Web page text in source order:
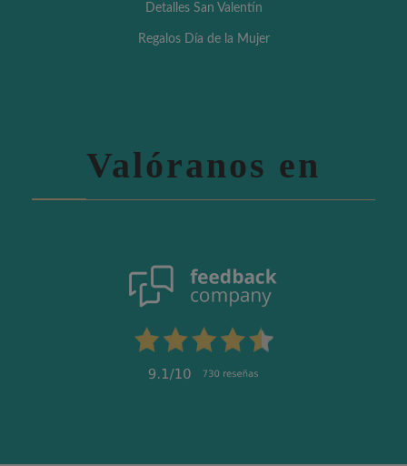
Detalles San Valentín
Regalos Día de la Mujer
Valóranos en